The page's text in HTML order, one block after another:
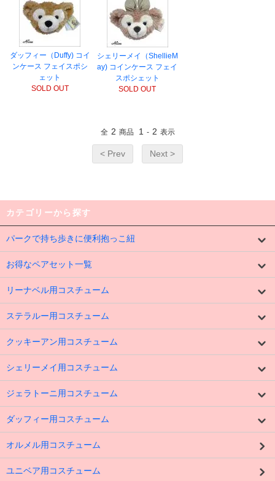
ダッフィー（Duffy) コイ
ンケース フェイスポシ
ェット
SOLD OUT
シェリーメイ（ShellieM
ay) コインケース フェイ
スポシェット
SOLD OUT
全 2 商品 1 - 2 表示
< Prev Next >
カテゴリーから探す
パークで持ち歩きに便利抱っこ紐
お得なペアセット一覧
リーナベル用コスチューム
ステラルー用コスチューム
クッキーアン用コスチューム
シェリーメイ用コスチューム
ジェラトーニ用コスチューム
ダッフィー用コスチューム
オルメル用コスチューム
ユニベア用コスチューム